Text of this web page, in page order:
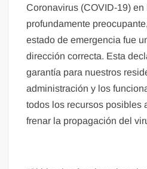
Coronavirus (COVID-19)
profundamente
estado de emergencia fue
dirección correcta. Esta
garantía para nuestros
administración y los
todos los recursos posibles
frenar la propagación del